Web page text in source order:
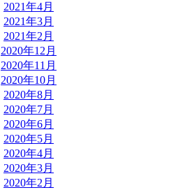
2021年4月
2021年3月
2021年2月
2020年12月
2020年11月
2020年10月
2020年8月
2020年7月
2020年6月
2020年5月
2020年4月
2020年3月
2020年2月